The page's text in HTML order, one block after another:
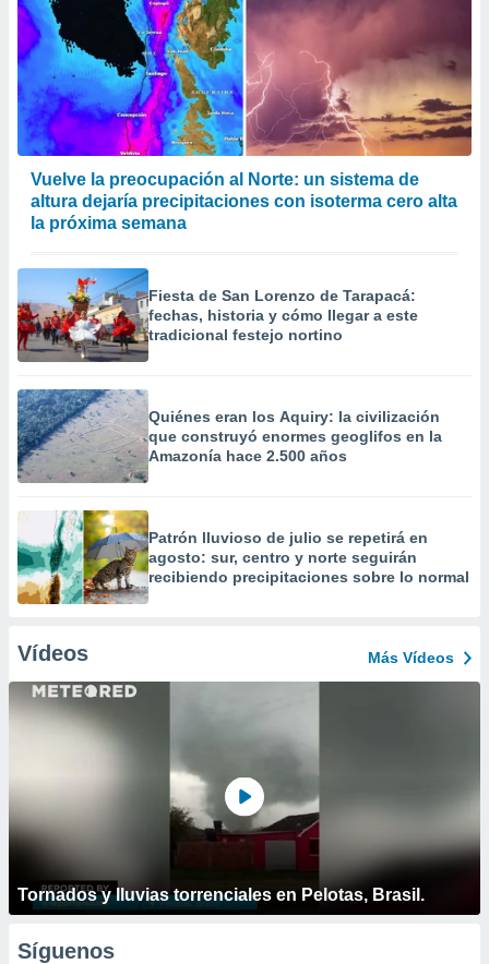
Vuelve la preocupación al Norte: un sistema de
altura dejaría precipitaciones con isoterma cero alta
la próxima semana
Fiesta de San Lorenzo de Tarapacá:
fechas, historia y cómo llegar a este
tradicional festejo nortino
Quiénes eran los Aquiry: la civilización
que construyó enormes geoglifos en la
Amazonía hace 2.500 años
Patrón lluvioso de julio se repetirá en
agosto: sur, centro y norte seguirán
recibiendo precipitaciones sobre lo normal
Vídeos Más Vídeos
Tornados y lluvias torrenciales en Pelotas, Brasil.
Síguenos